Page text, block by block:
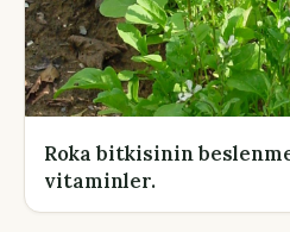
Roka bitkisinin
vitaminler.